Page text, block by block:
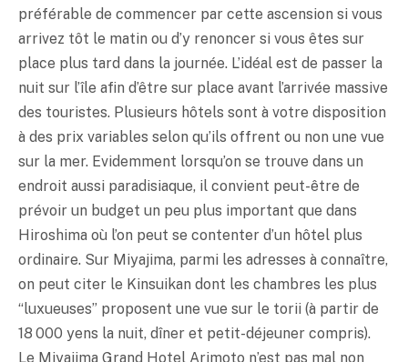
préférable de commencer par cette ascension si vous
arrivez tôt le matin ou d’y renoncer si vous êtes sur
place plus tard dans la journée. L’idéal est de passer la
nuit sur l’île afin d’être sur place avant l’arrivée massive
des touristes. Plusieurs hôtels sont à votre disposition
à des prix variables selon qu’ils offrent ou non une vue
sur la mer. Evidemment lorsqu’on se trouve dans un
endroit aussi paradisiaque, il convient peut-être de
prévoir un budget un peu plus important que dans
Hiroshima où l’on peut se contenter d’un hôtel plus
ordinaire. Sur Miyajima, parmi les adresses à connaître,
on peut citer le Kinsuikan dont les chambres les plus
“luxueuses” proposent une vue sur le torii (à partir de
18 000 yens la nuit, dîner et petit-déjeuner compris).
Le Miyajima Grand Hotel Arimoto n’est pas mal non